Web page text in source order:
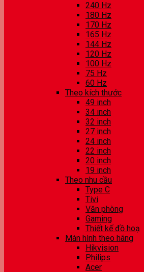
240 Hz
180 Hz
170 Hz
165 Hz
144 Hz
120 Hz
100 Hz
75 Hz
60 Hz
Theo kích thước
49 inch
34 inch
32 inch
27 inch
24 inch
22 inch
20 inch
19 inch
Theo nhu cầu
Type C
Tivi
Văn phòng
Gaming
Thiết kế đồ hoạ
Màn hình theo hãng
Hikvision
Philips
Acer